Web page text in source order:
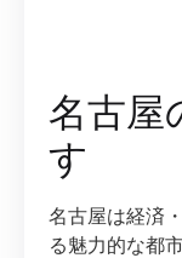
名古屋
す
名古屋は経済
る魅力的な都